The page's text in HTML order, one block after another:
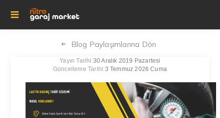
Blog Paylaşımlarına Dön
Yayın Tarihi:30 Aralık 2019 Pazartesi
Güncelleme Tarihi:3 Temmuz 2026 Cuma